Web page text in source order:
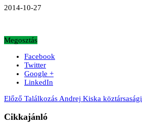
2014-10-27
Megosztás
Facebook
Twitter
Google +
LinkedIn
Előző Találkozás Andrej Kiska
Cikkajánló